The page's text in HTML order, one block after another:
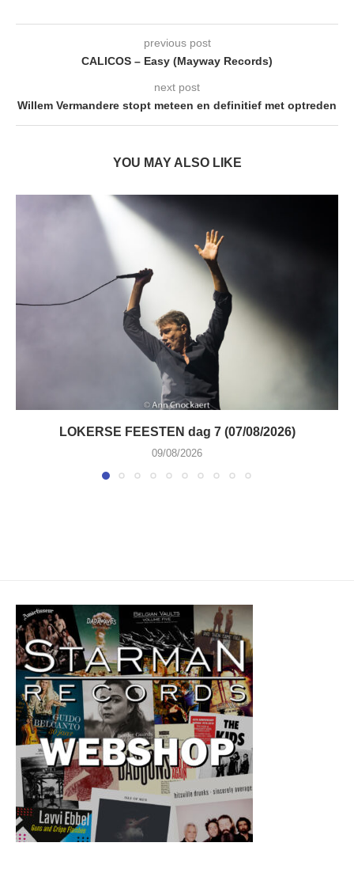
previous post
CALICOS – Easy (Mayway Records)
next post
Willem Vermandere stopt meteen en definitief met optreden
YOU MAY ALSO LIKE
LOKERSE FEESTEN dag 7 (07/08/2026)
09/08/2026